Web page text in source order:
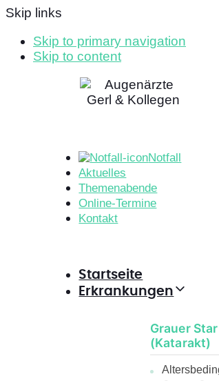
Skip links
Skip to primary navigation
Skip to content
Notfall
Aktuelles
Themenabende
Online-Termine
Kontakt
Startseite
Erkrankungen
Grauer Star
(Katarakt)